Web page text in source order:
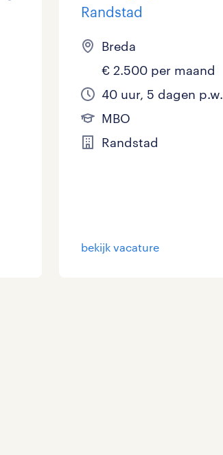
Randstad
Breda
€ 2.500 per maand
40 uur, 5 dagen p.w.
MBO
Randstad
bekijk vacature